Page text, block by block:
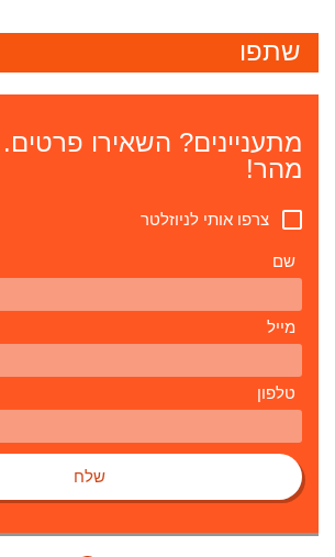
שתפו
מתעניינים? השאירו פרטים.
מהר!
צרפו אותי לניוזלטר
שם
מייל
טלפון
שלח